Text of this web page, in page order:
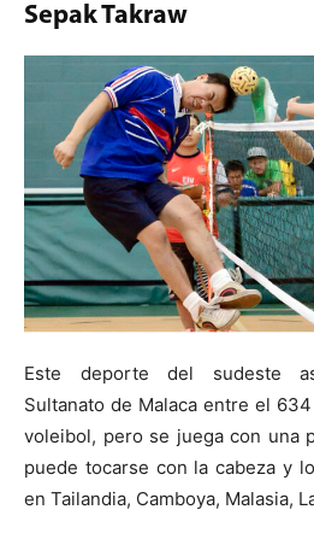
Sepak Takraw
Este deporte del sudeste
Sultanato de Malaca entre el
voleibol, pero se juega con una
puede tocarse con la cabeza y
en Tailandia, Camboya, Malasia,